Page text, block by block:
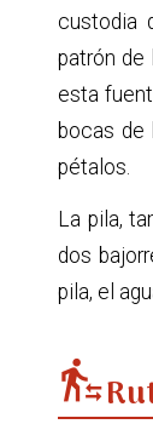
custodia
patrón de
esta
bocas de
pétalos.
La pila,
dos
pila, el
transfer_within_a_station